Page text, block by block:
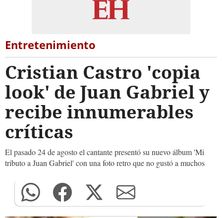
Entretenimiento
Cristian Castro 'copia
look' de Juan Gabriel y
recibe innumerables
críticas
El pasado 24 de agosto el cantante presentó su nuevo álbum 'Mi
tributo a Juan Gabriel' con una foto retro que no gustó a muchos